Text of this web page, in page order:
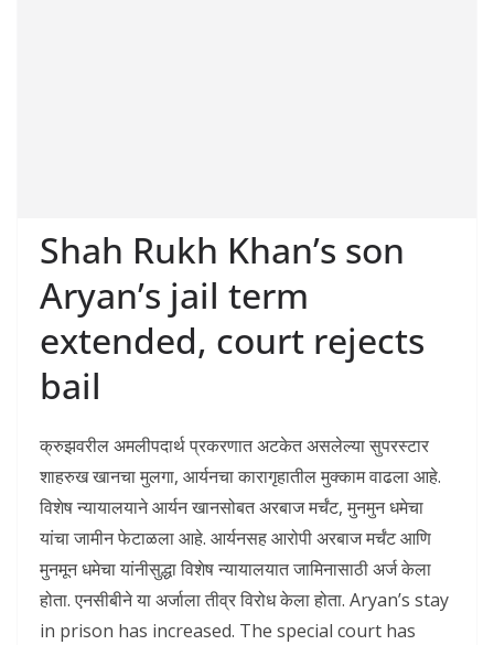
Shah Rukh Khan’s son
Aryan’s jail term
extended, court rejects
bail
क्रुझवरील अमलीपदार्थ प्रकरणात अटकेत असलेल्या सुपरस्टार
शाहरुख खानचा मुलगा, आर्यनचा कारागृहातील मुक्काम वाढला आहे.
विशेष न्यायालयाने आर्यन खानसोबत अरबाज मर्चंट, मुनमुन धमेचा
यांचा जामीन फेटाळला आहे. आर्यनसह आरोपी अरबाज मर्चंट आणि
मुनमून धमेचा यांनीसुद्धा विशेष न्यायालयात जामिनासाठी अर्ज केला
होता. एनसीबीने या अर्जाला तीव्र विरोध केला होता. Aryan’s stay
in prison has increased. The special court has